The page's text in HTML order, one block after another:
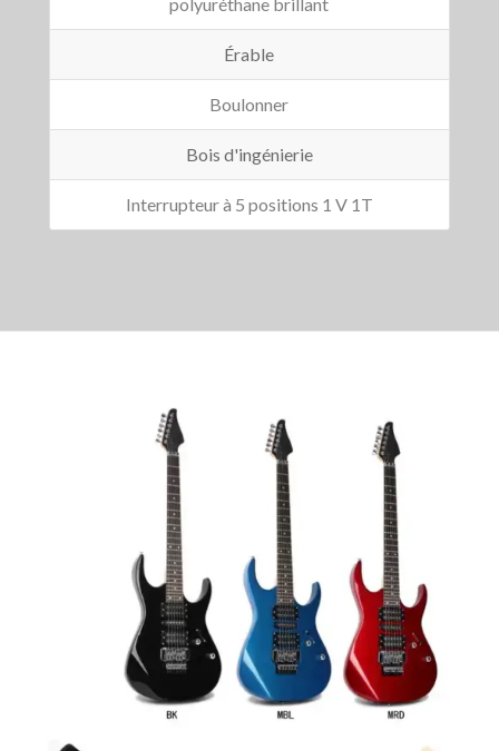
Érable
Boulonner
Bois d'ingénierie
Interrupteur à 5 positions 1 V 1T